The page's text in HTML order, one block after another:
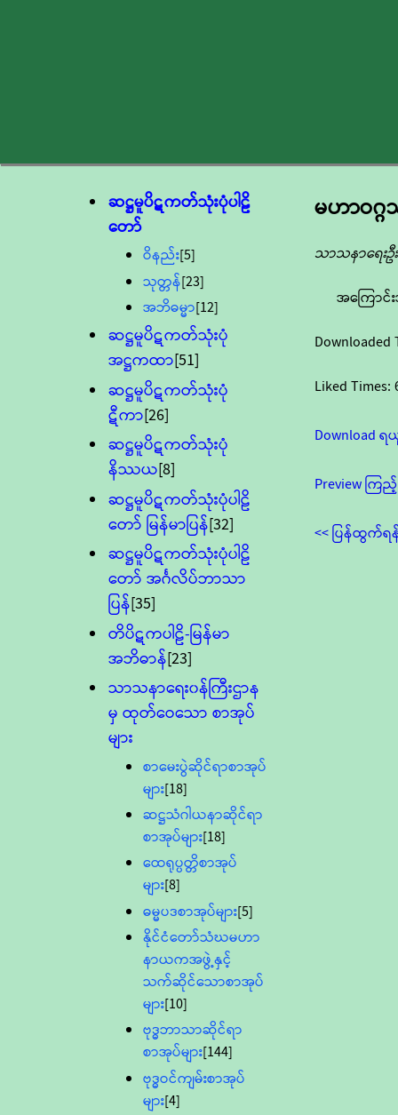
ဆဋ္ဌမူပိဋကတ်သုံးပုံပါဠိ
တော်
ဝိနည်း[5]
သုတ္တန်[23]
အဘိဓမ္မာ[12]
ဆဋ္ဌမူပိဋကတ်သုံးပုံ
အဋ္ဌကထာ[51]
ဆဋ္ဌမူပိဋကတ်သုံးပုံ
ဋီကာ[26]
ဆဋ္ဌမူပိဋကတ်သုံးပုံ
နိဿယ[8]
ဆဋ္ဌမူပိဋကတ်သုံးပုံပါဠိ
တော် မြန်မာပြန်[32]
ဆဋ္ဌမူပိဋကတ်သုံးပုံပါဠိ
တော် အင်္ဂလိပ်ဘာသာ
ပြန်[35]
တိပိဋကပါဠိ-မြန်မာ
အဘိဓာန်[23]
သာသနာရေး၀န်ကြီးဌာန
မှ ထုတ်ဝေသော စာအုပ်
များ
စာမေးပွဲဆိုင်ရာစာအုပ်
များ[18]
ဆဋ္ဌသံဂါယနာဆိုင်ရာ
စာအုပ်များ[18]
ထေရုပ္ပတ္တိစာအုပ်
များ[8]
ဓမ္မပဒစာအုပ်များ[5]
နိုင်ငံတော်သံဃမဟာ
နာယကအဖွဲ့နှင့်
သက်ဆိုင်သောစာအုပ်
များ[10]
ဗုဒ္ဓဘာသာဆိုင်ရာ
စာအုပ်များ[144]
ဗုဒ္ဓဝင်ကျမ်းစာအုပ်
များ[4]
မဟာဝဂ္
သာသနာရေးဦ
အကြောင်
Downloaded
Liked Times:
Download
Preview ကြ
<< ပြန်ထွက်ရ